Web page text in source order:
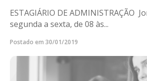
ESTAGIÁRIO DE ADMINISTRAÇÃO
segunda a sexta, de 08 às...
Postado em 30/01/2019